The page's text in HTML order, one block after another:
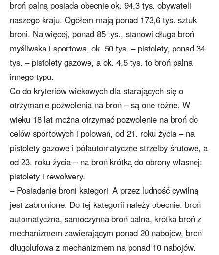
broń palną posiada obecnie ok. 94,3 tys. obywateli
naszego kraju. Ogółem mają ponad 173,6 tys. sztuk
broni. Najwięcej, ponad 85 tys., stanowi długa broń
myśliwska i sportowa, ok. 50 tys. – pistolety, ponad 34
tys. – pistolety gazowe, a ok. 4,5 tys. to broń palna
innego typu.
Co do kryteriów wiekowych dla starających się o
otrzymanie pozwolenia na broń – są one różne. W
wieku 18 lat można otrzymać pozwolenie na broń do
celów sportowych i polowań, od 21. roku życia – na
pistolety gazowe i półautomatyczne strzelby śrutowe, a
od 23. roku życia – na broń krótką do obrony własnej:
pistolety i rewolwery.
– Posiadanie broni kategorii A przez ludność cywilną
jest zabronione. Do tej kategorii należy obecnie: broń
automatyczna, samoczynna broń palna, krótka broń z
mechanizmem zawierającym ponad 20 nabojów, broń
długolufowa z mechanizmem na ponad 10 nabojów.